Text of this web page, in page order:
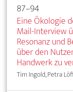
87–94
Eine Ökologie
Mail-Interview
Resonanz und
über den
Handwerk zu
Tim Ingold, Petra